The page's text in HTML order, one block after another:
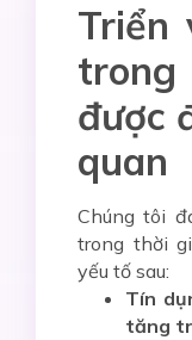
Triển
được
quan
Chúng tôi
trong thời
yếu tố sau:
Tín
tăng